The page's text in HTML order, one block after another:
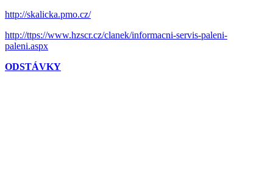
http://skalicka.pmo.cz/
http://ttps://www.hzscr.cz/clanek/informacni-servis-paleni-
paleni.aspx
ODSTÁVKY